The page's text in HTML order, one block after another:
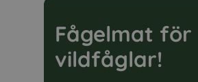
Fågelmat för
vildfåglar!